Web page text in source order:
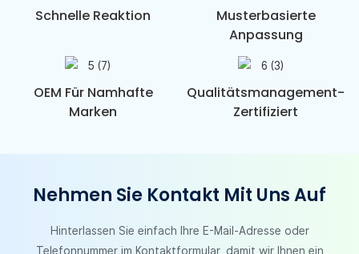
Schnelle Reaktion
Musterbasierte
Anpassung
OEM Für Namhafte
Marken
Qualitätsmanagement-
Zertifiziert
Nehmen Sie Kontakt Mit Uns Auf
Hinterlassen Sie einfach Ihre E-Mail-Adresse oder
Telefonnummer im Kontaktformular, damit wir Ihnen ein